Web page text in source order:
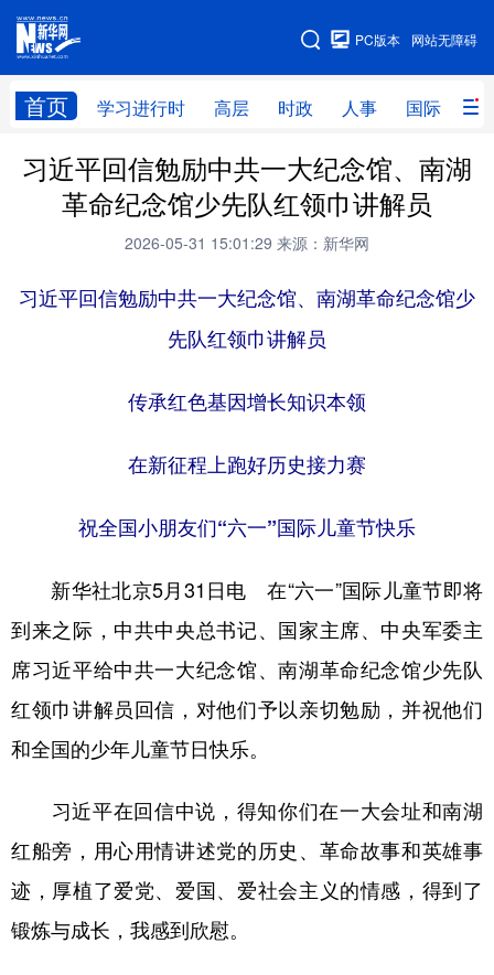
网站无障碍
PC版本
首页 学习进行时 高层 时政 人事 国际 财
网站地图
学习进行时 高层 时政 人事
国际 财经 网评 港澳
全球连线
科技 科创 量子 体育
书画 健康
视频 图片
学术中国 乡村振兴 银龄 溯源中国
城市 旅游 能源 会展
彩票 娱乐 时尚 悦读
公益 一带一路 亚太网 上市公司
文化产业
地方频道
北京 天津 河北 山西
辽宁 吉林 上海 江苏
浙江 安徽
习近平回信勉励中共一大纪念馆、南湖
革命纪念馆少先队红领巾讲解员
2026-05-31 15:01:29 来源：新华网
习近平回信勉励中共一大纪念馆、南湖革命纪念馆少
先队红领巾讲解员
传承红色基因增长知识本领
在新征程上跑好历史接力赛
祝全国小朋友们“六一”国际儿童节快乐
新华社北京5月31日电 在“六一”国际儿童节即将
到来之际，中共中央总书记、国家主席、中央军委主
席习近平给中共一大纪念馆、南湖革命纪念馆少先队
红领巾讲解员回信，对他们予以亲切勉励，并祝他们
和全国的少年儿童节日快乐。
习近平在回信中说，得知你们在一大会址和南湖
红船旁，用心用情讲述党的历史、革命故事和英雄事
迹，厚植了爱党、爱国、爱社会主义的情感，得到了
锻炼与成长，我感到欣慰。